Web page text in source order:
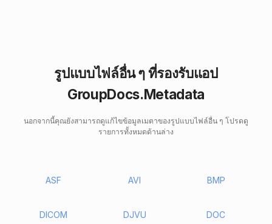
รูปแบบไฟล์อื่น ๆ ที่รองรับแอป
GroupDocs.Metadata
นอกจากนี้คุณยังสามารถดูแก้ไขข้อมูลเมตาของรูปแบบไฟล์อื่น ๆ โปรดดู
รายการทั้งหมดด้านล่าง
ASF AVI BMP
DICOM DJVU DOC